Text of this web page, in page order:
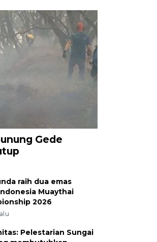
Gede
raih dua emas
Muaythai
2026
Pelestarian Sungai